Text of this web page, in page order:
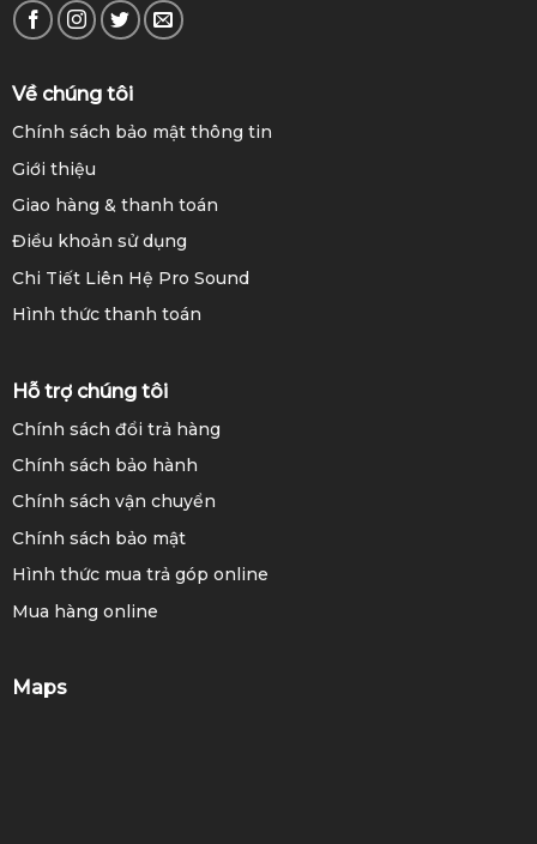
Về chúng tôi
Chính sách bảo mật thông tin
Giới thiệu
Giao hàng & thanh toán
Điều khoản sử dụng
Chi Tiết Liên Hệ Pro Sound
Hình thức thanh toán
Hỗ trợ chúng tôi
Chính sách đổi trả hàng
Chính sách bảo hành
Chính sách vận chuyển
Chính sách bảo mật
Hình thức mua trả góp online
Mua hàng online
Maps